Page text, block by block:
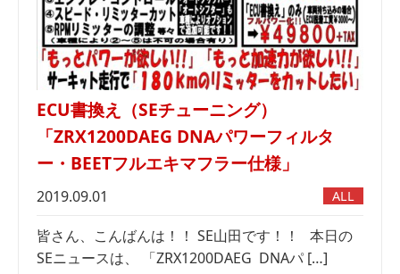
ECU書換え（SEチューニング）
「ZRX1200DAEG DNAパワーフィルタ
ー・BEETフルエキマフラー仕様」
2019.09.01 ALL
皆さん、こんばんは！！ SE山田です！！ 本日の
SEニュースは、 「ZRX1200DAEG DNAパ […]